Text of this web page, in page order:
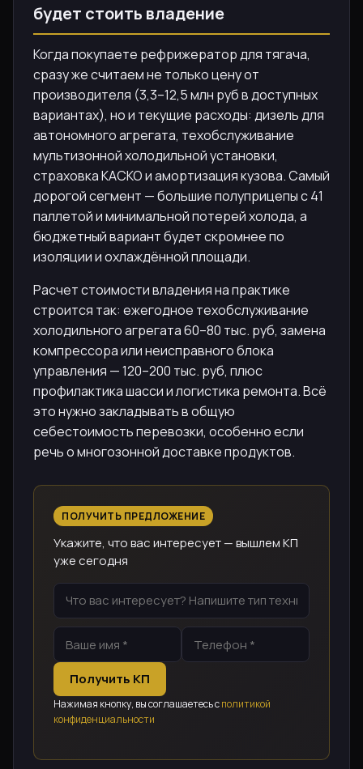
будет стоить владение
Когда покупаете рефрижератор для тягача,
сразу же считаем не только цену от
производителя (3,3–12,5 млн руб в доступных
вариантах), но и текущие расходы: дизель для
автономного агрегата, техобслуживание
мультизонной холодильной установки,
страховка КАСКО и амортизация кузова. Самый
дорогой сегмент — большие полуприцепы с 41
паллетой и минимальной потерей холода, а
бюджетный вариант будет скромнее по
изоляции и охлаждённой площади.
Расчет стоимости владения на практике
строится так: ежегодное техобслуживание
холодильного агрегата 60–80 тыс. руб, замена
компрессора или неисправного блока
управления — 120–200 тыс. руб, плюс
профилактика шасси и логистика ремонта. Всё
это нужно закладывать в общую
себестоимость перевозки, особенно если
речь о многозонной доставке продуктов.
ПОЛУЧИТЬ ПРЕДЛОЖЕНИЕ
Укажите, что вас интересует — вышлем КП
уже сегодня
Получить КП
Нажимая кнопку, вы соглашаетесь сполитикой
конфиденциальности